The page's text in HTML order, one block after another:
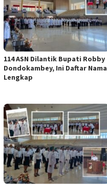
114 ASN Dilantik Bupati Robby
Dondokambey, Ini Daftar Nama
Lengkap